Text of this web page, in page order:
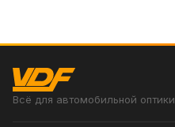
Всё для автомобильной оптики